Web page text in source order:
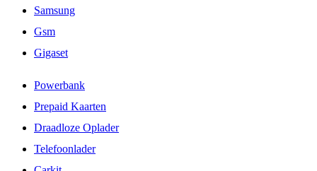
Samsung
Gsm
Gigaset
Powerbank
Prepaid Kaarten
Draadloze Oplader
Telefoonlader